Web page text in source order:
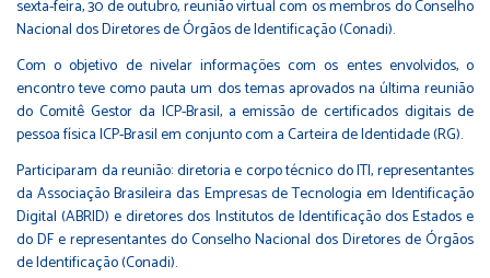
sexta-feira, 30 de outubro, reunião virtual com os membros do Conselho
Nacional dos Diretores de Órgãos de Identificação (Conadi).
Com o objetivo de nivelar informações com os entes envolvidos, o
encontro teve como pauta um dos temas aprovados na última reunião
do Comitê Gestor da ICP-Brasil, a emissão de certificados digitais de
pessoa física ICP-Brasil em conjunto com a Carteira de Identidade (RG).
Participaram da reunião: diretoria e corpo técnico do ITI, representantes
da Associação Brasileira das Empresas de Tecnologia em Identificação
Digital (ABRID) e diretores dos Institutos de Identificação dos Estados e
do DF e representantes do Conselho Nacional dos Diretores de Órgãos
de Identificação (Conadi).